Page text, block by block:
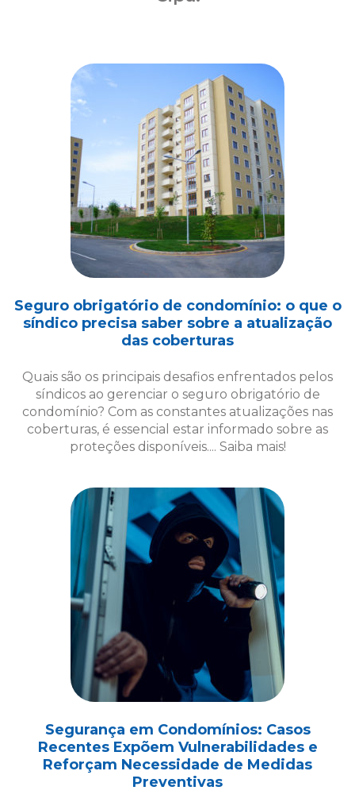
Seguro obrigatório de condomínio: o que o
síndico precisa saber sobre a atualização
das coberturas
Quais são os principais desafios enfrentados pelos
síndicos ao gerenciar o seguro obrigatório de
condomínio? Com as constantes atualizações nas
coberturas, é essencial estar informado sobre as
proteções disponíveis.... Saiba mais!
Segurança em Condomínios: Casos
Recentes Expõem Vulnerabilidades e
Reforçam Necessidade de Medidas
Preventivas